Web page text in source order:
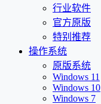
行业软件
官方原版
特别推荐
操作系统
原版系统
Windows 11
Windows 10
Windows 7